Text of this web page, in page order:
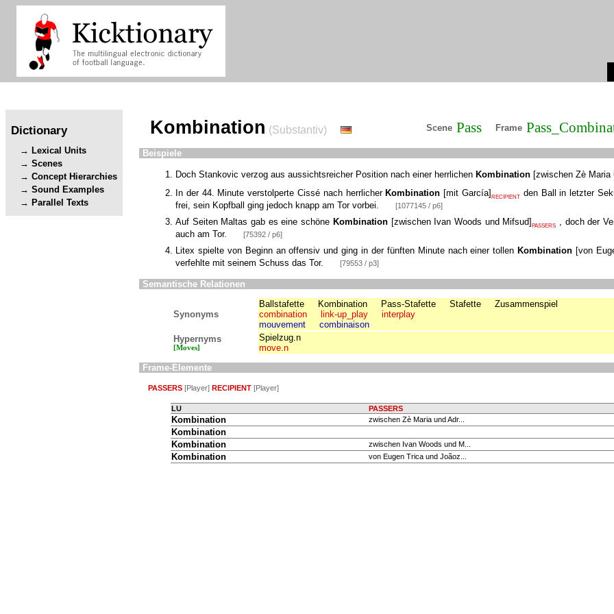
Dictionary
Lexical Units
Scenes
Concept Hierarchies
Sound Examples
Parallel Texts
Kombination (Substantiv) Scene Pass Frame
Beispiele
Doch Stankovic verzog aus aussichtsreicher Position nach einer herrlichen Kombination [zwischen Zè Maria
In der 44. Minute verstolperte Cissé nach herrlicher Kombination [mit García]RECIPIENT den Ball in letzter
frei, sein Kopfball ging jedoch knapp am Tor vorbei.
[1077145 / p6]
Auf Seiten Maltas gab es eine schöne Kombination [zwischen Ivan Woods und Mifsud]PASSERS
, doch der
auch am Tor.
[75392 / p6]
Litex spielte von Beginn an offensiv und ging in der fünften Minute nach einer tollen Kombination [von
verfehlte mit seinem Schuss das Tor.
[79553 / p3]
Semantische Relationen
Synonyms
Ballstafette Kombination Pass-Stafette Stafette
Zusammenspiel
combination
link-up_play
interplay
mouvement
combinaison
Hypernyms
[Moves]
Spielzug.n
move.n
Frame-Elemente
PASSERS [Player] RECIPIENT [Player]
LU PASSERS
Kombination zwischen Zè Maria und Adr...
Kombination
Kombination zwischen Ivan Woods und M...
Kombination von Eugen Trica und Joãoz...